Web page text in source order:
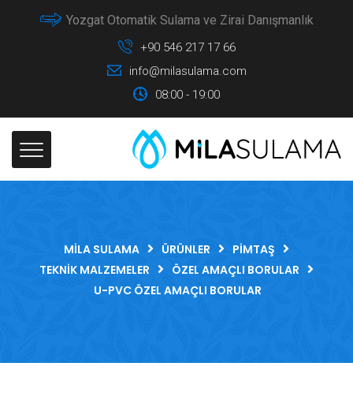
Yozgat Otomatik Sulama ve Zirai Danışmanlık
+90 546 217 17 66
info@milasulama.com
08:00 - 19:00
MILA SULAMA ÜRÜNLER
PIMTAŞ
TEKNIK MALZEMELER
ÖZEL AMAÇLI BORULAR
U-PVC ÖZEL AMAÇLI BORULAR